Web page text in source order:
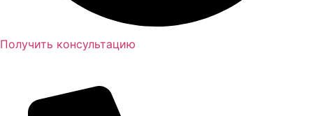
Получить консультацию